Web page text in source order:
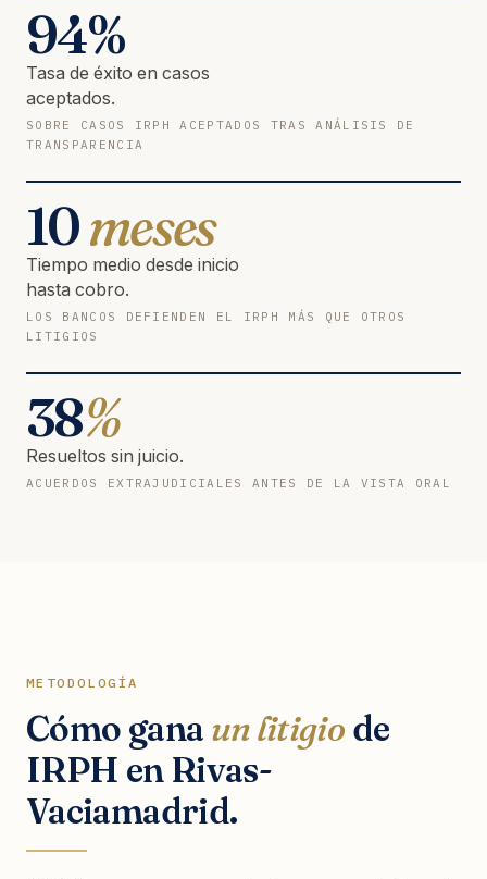
94%
Tasa de éxito en casos
aceptados.
SOBRE CASOS IRPH ACEPTADOS TRAS ANÁLISIS DE
TRANSPARENCIA
10meses
Tiempo medio desde inicio
hasta cobro.
LOS BANCOS DEFIENDEN EL IRPH MÁS QUE OTROS
LITIGIOS
38%
Resueltos sin juicio.
ACUERDOS EXTRAJUDICIALES ANTES DE LA VISTA ORAL
METODOLOGÍA
Cómo gana un litigio de
IRPH en Rivas-
Vaciamadrid.